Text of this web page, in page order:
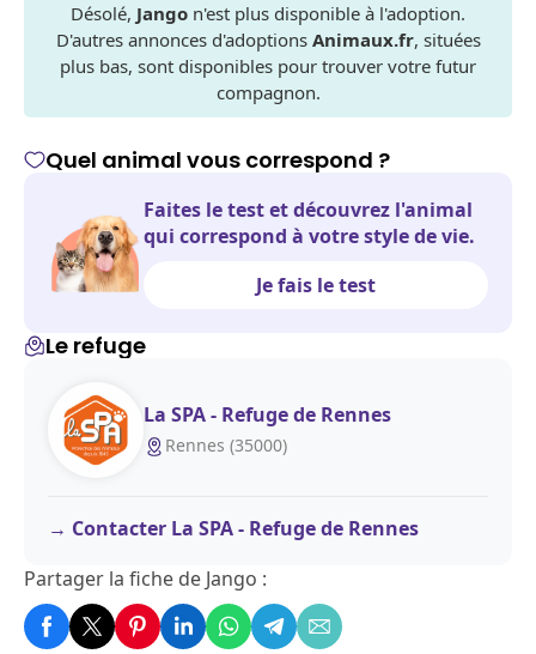
Désolé, Jango n'est plus disponible à l'adoption.
D'autres annonces d'adoptions Animaux.fr, situées
plus bas, sont disponibles pour trouver votre futur
compagnon.
Quel animal vous correspond ?
Faites le test et découvrez l'animal
qui correspond à votre style de vie.
Je fais le test
Le refuge
La SPA - Refuge de Rennes
Rennes (35000)
Contacter La SPA - Refuge de Rennes
Partager la fiche de Jango :